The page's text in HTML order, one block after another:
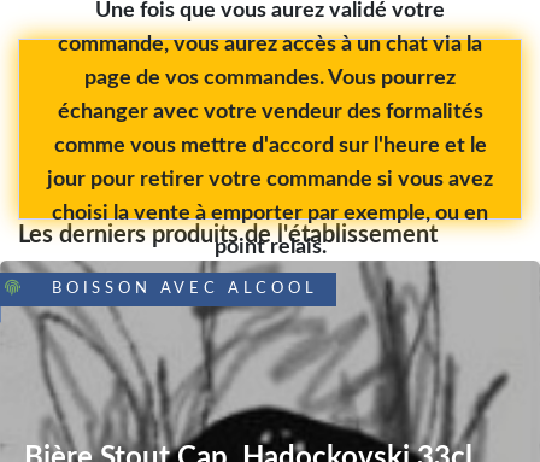
Une fois que vous aurez validé votre
commande, vous aurez accès à un chat via la
page de vos commandes. Vous pourrez
échanger avec votre vendeur des formalités
comme vous mettre d'accord sur l'heure et le
jour pour retirer votre commande si vous avez
choisi la vente à emporter par exemple, ou en
point relais.
Les derniers produits de l'établissement
BOISSON AVEC ALCOOL